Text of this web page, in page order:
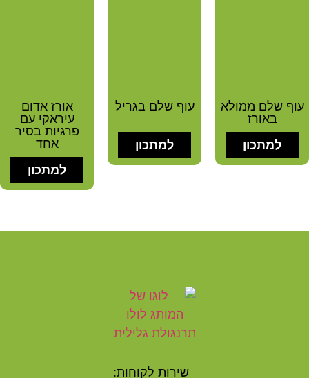
שלם ממולא
באורז
למתכון
עוף שלם בגריל
למתכון
אורז אדום
עיראקי עם
פרגיות בסיר
אחד
למתכון
שירות לקוחות: